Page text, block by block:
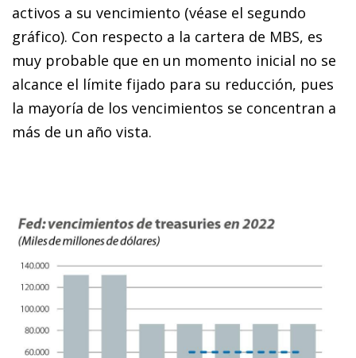
activos a su vencimiento (véase el segundo
gráfico). Con respecto a la cartera de MBS, es
muy probable que en un momento inicial no se
alcance el límite fijado para su reducción, pues
la mayoría de los vencimientos se concentran a
más de un año vista.